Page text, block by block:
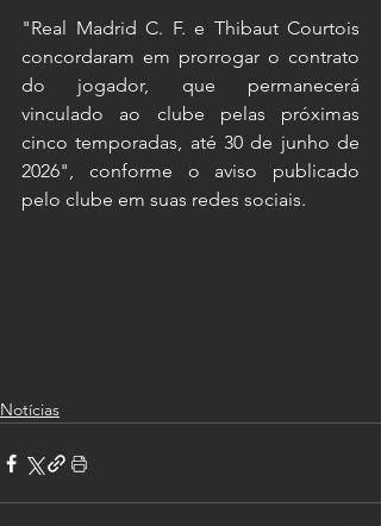
"Real Madrid C. F. e Thibaut Courtois
concordaram em prorrogar o contrato
do jogador, que permanecerá
vinculado ao clube pelas próximas
cinco temporadas, até 30 de junho de
2026", conforme o aviso publicado
pelo clube em suas redes sociais.
Notícias